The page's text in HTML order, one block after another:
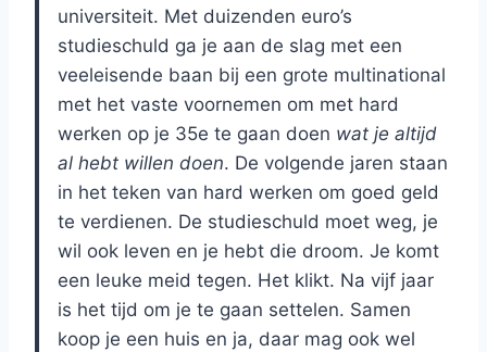
universiteit. Met duizenden euro’s
studieschuld ga je aan de slag met een
veeleisende baan bij een grote multinational
met het vaste voornemen om met hard
werken op je 35e te gaan doen wat je altijd
al hebt willen doen. De volgende jaren staan
in het teken van hard werken om goed geld
te verdienen. De studieschuld moet weg, je
wil ook leven en je hebt die droom. Je komt
een leuke meid tegen. Het klikt. Na vijf jaar
is het tijd om je te gaan settelen. Samen
koop je een huis en ja, daar mag ook wel